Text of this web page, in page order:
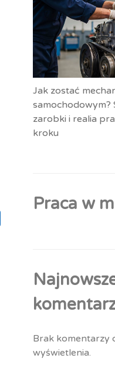
Jak zostać
samochodowym?
zarobki i realia
kroku
Praca w
Brak komentarzy
wyświetlenia.